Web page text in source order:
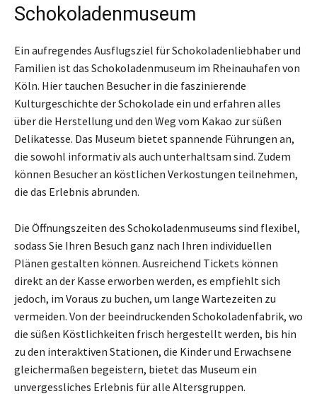
Schokoladenmuseum
Ein aufregendes Ausflugsziel für Schokoladenliebhaber und
Familien ist das Schokoladenmuseum im Rheinauhafen von
Köln. Hier tauchen Besucher in die faszinierende
Kulturgeschichte der Schokolade ein und erfahren alles
über die Herstellung und den Weg vom Kakao zur süßen
Delikatesse. Das Museum bietet spannende Führungen an,
die sowohl informativ als auch unterhaltsam sind. Zudem
können Besucher an köstlichen Verkostungen teilnehmen,
die das Erlebnis abrunden.
Die Öffnungszeiten des Schokoladenmuseums sind flexibel,
sodass Sie Ihren Besuch ganz nach Ihren individuellen
Plänen gestalten können. Ausreichend Tickets können
direkt an der Kasse erworben werden, es empfiehlt sich
jedoch, im Voraus zu buchen, um lange Wartezeiten zu
vermeiden. Von der beeindruckenden Schokoladenfabrik, wo
die süßen Köstlichkeiten frisch hergestellt werden, bis hin
zu den interaktiven Stationen, die Kinder und Erwachsene
gleichermaßen begeistern, bietet das Museum ein
unvergessliches Erlebnis für alle Altersgruppen.